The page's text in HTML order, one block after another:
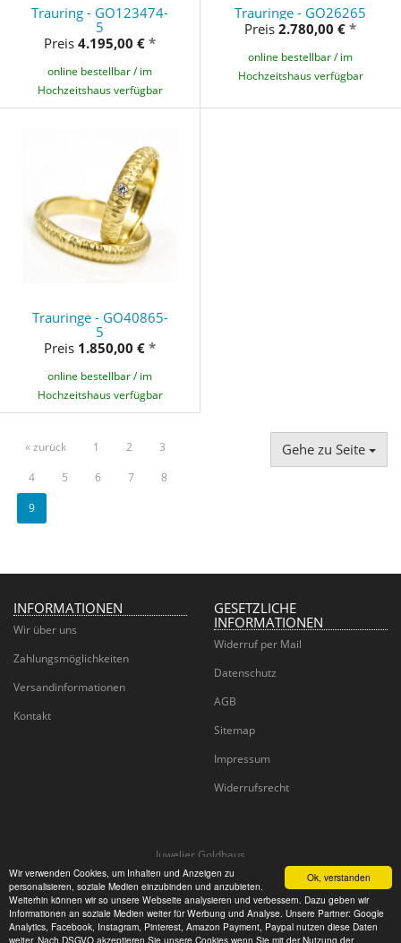
Ok, verstanden
Wir verwenden Cookies, um Inhalten und Anzeigen zu
personalisieren, soziale Medien einzubinden und anzubieten.
Weiterhin können wir so unsere Webseite analysieren und verbessern. Dazu geben wir
Informationen an soziale Medien weiter für Werbung und Analyse. Unsere Partner: Google
Analytics, Facebook, Instagram, Pinterest, Amazon Payment, Paypal nutzen diese Daten
weiter. Nach DSGVO akzeptieren Sie unsere Cookies wenn Sie mit der Nutzung der
Trauring - GO123474-
5
Preis 4.195,00 € *
online bestellbar / im
Hochzeitshaus verfügbar
Trauringe - GO26265
Preis 2.780,00 € *
online bestellbar / im
Hochzeitshaus verfügbar
Trauringe - GO40865-
5
Preis 1.850,00 € *
online bestellbar / im
Hochzeitshaus verfügbar
« zurück 1 2
3
4
5 6 7
8
9
Gehe zu Seite
INFORMATIONEN
Wir über uns
Zahlungsmöglichkeiten
Versandinformationen
Kontakt
GESETZLICHE
INFORMATIONEN
Widerruf per Mail
Datenschutz
AGB
Sitemap
Impressum
Widerrufsrecht
Juwelier Goldhaus
© CM Wedding GmbH
Powered byJTL-Shop